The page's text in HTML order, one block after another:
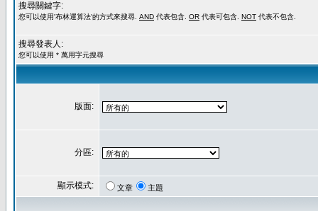
搜尋關鍵字:
您可以使用'布林運算法'的方式來搜尋. AND 代表包含. OR 代表可包含. NOT 代表不包含.
搜尋發表人:
您可以使用 * 萬用字元搜尋
版面:
分區:
顯示模式: 文章 主題